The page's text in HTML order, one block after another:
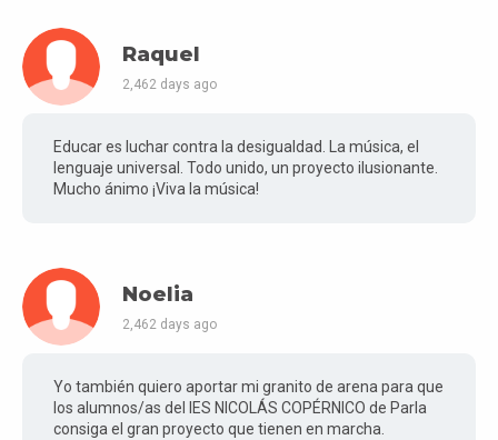
Raquel
2,462 days ago
Educar es luchar contra la desigualdad. La música, el
lenguaje universal. Todo unido, un proyecto ilusionante.
Mucho ánimo ¡Viva la música!
Noelia
2,462 days ago
Yo también quiero aportar mi granito de arena para que
los alumnos/as del IES NICOLÁS COPÉRNICO de Parla
consiga el gran proyecto que tienen en marcha.